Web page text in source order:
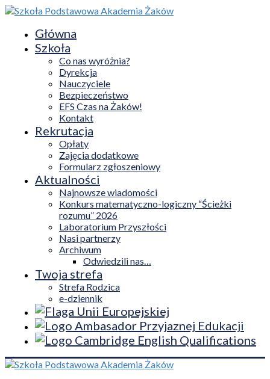
Główna
Szkoła
Co nas wyróżnia?
Dyrekcja
Nauczyciele
Bezpieczeństwo
EFS Czas na Żaków!
Kontakt
Rekrutacja
Opłaty
Zajęcia dodatkowe
Formularz zgłoszeniowy
Aktualności
Najnowsze wiadomości
Konkurs matematyczno-logiczny “Ścieżki
rozumu” 2026
Laboratorium Przyszłości
Nasi partnerzy
Archiwum
Odwiedzili nas…
Twoja strefa
Strefa Rodzica
e-dziennik